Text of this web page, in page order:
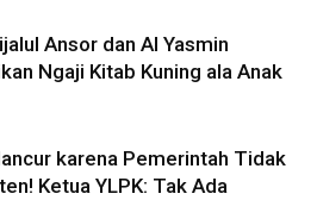
Ansor dan Al Yasmin
Ngaji Kitab Kuning ala Anak
karena Pemerintah Tidak
Ketua YLPK: Tak Ada